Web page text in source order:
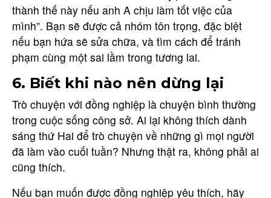
thành thế này nếu anh A chịu làm tốt việc của
mình”. Bạn sẽ được cả nhóm tôn trọng, đặc biệt
nếu bạn hứa sẽ sửa chữa, và tìm cách để tránh
phạm cùng một sai lầm trong tương lai.
6. Biết khi nào nên dừng lại
Trò chuyện với đồng nghiệp là chuyện bình thường
trong cuộc sống công sở. Ai lại không thích dành
sáng thứ Hai để trò chuyện về những gì mọi người
đã làm vào cuối tuần? Nhưng thật ra, không phải ai
cũng thích.
Nếu bạn muốn được đồng nghiệp yêu thích, hãy